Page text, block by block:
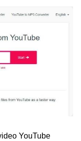
YouTube